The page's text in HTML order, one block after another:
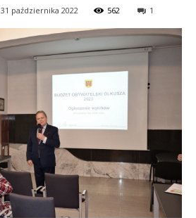
31 października 2022 562 1